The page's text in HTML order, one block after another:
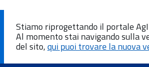
Stiamo riprogettando il portale
Al momento stai navigando sulla
del sito,qui puoi trovare la nuova